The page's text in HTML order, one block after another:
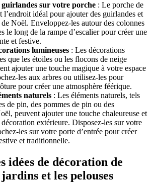
guirlandes sur votre porche : Le porche de
l’endroit idéal pour ajouter des guirlandes et
Noël. Enveloppez-les autour des colonnes
le long de la rampe d’escalier pour créer une
et festive.
lumineuses : Les décorations
que les étoiles ou les flocons de neige
ajouter une touche magique à votre espace
les aux arbres ou utilisez-les pour
pour créer une atmosphère féérique.
naturels : Les éléments naturels, tels
de pin, des pommes de pin ou des
peuvent ajouter une touche chaleureuse et
extérieure. Disposez-les sur votre
les sur votre porte d’entrée pour créer
et traditionnelle.
idées de décoration de
et les pelouses